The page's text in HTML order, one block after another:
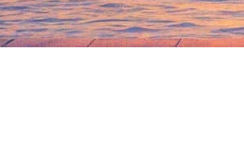
-14 ноября 2018, среда